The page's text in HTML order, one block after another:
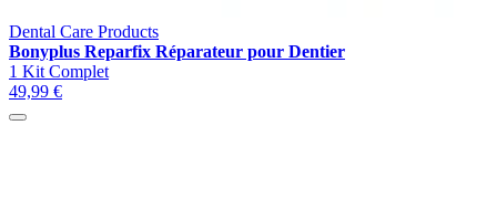
Dental Care Products
Bonyplus Reparfix Réparateur pour Dentier
1 Kit Complet
49,99 €